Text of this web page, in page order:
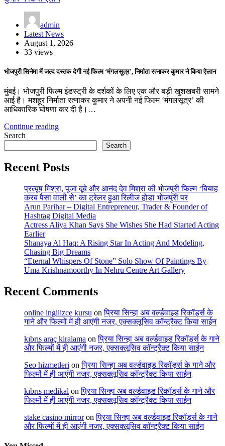
admin
Latest News
August 1, 2026
33 views
भोजपुरी सिनेमा में जल्द दस्तक देगी नई फिल्म ‘मंगलसूत्र’, निर्माता रत्नाकर कुमार ने किया ऐलान
मुंबई। भोजपुरी फिल्म इंडस्ट्री के दर्शकों के लिए एक और बड़ी खुशखबरी सामने
आई है। मशहूर निर्माता रत्नाकर कुमार ने अपनी नई फिल्म ‘मंगलसूत्र’ की
आधिकारिक घोषणा कर दी है।…
Continue reading
Search
Search
Recent Posts
प्रत्यूष मिश्रा, पूजा दूबे और आनंद देव मिश्रा की भोजपुरी फिल्म ‘बियाह
करब पैसा वाली से’ का ट्रेलर हुआ रिलीज होडा भोजपुरी पर
Arun Parihar – Digital Entrepreneur, Trader & Founder of
Hashtag Digital Media
Actress Aliya Khan Says She Wishes She Had Started Acting
Earlier
Shanaya Al Haq: A Rising Star In Acting And Modeling,
Chasing Big Dreams
“Eternal Whispers Of Stone” Solo Show Of Paintings By
Uma Krishnamoorthy In Nehru Centre Art Gallery
Recent Comments
online ingilizce kursu onप्रिया सिन्हा अब वर्ल्डवाइड रिकॉर्ड्स के
गाने और फिल्मों में ही आएंगी नजर, एक्सक्लूसिव कॉन्ट्रैक्ट किया साईन
kıbrıs araç kiralama onप्रिया सिन्हा अब वर्ल्डवाइड रिकॉर्ड्स के गाने
और फिल्मों में ही आएंगी नजर, एक्सक्लूसिव कॉन्ट्रैक्ट किया साईन
Seo hizmetleri onप्रिया सिन्हा अब वर्ल्डवाइड रिकॉर्ड्स के गाने और
फिल्मों में ही आएंगी नजर, एक्सक्लूसिव कॉन्ट्रैक्ट किया साईन
kıbrıs medikal onप्रिया सिन्हा अब वर्ल्डवाइड रिकॉर्ड्स के गाने और
फिल्मों में ही आएंगी नजर, एक्सक्लूसिव कॉन्ट्रैक्ट किया साईन
stake casino mirroronप्रिया सिन्हा अब वर्ल्डवाइड रिकॉर्ड्स के गाने
और फिल्मों में ही आएंगी नजर, एक्सक्लूसिव कॉन्ट्रैक्ट किया साईन